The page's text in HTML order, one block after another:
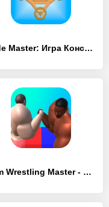
Ride Master: Игра Конструктор - [MOD Много денег]
Arm Wrestling Master - [MOD Бесконечные монеты]